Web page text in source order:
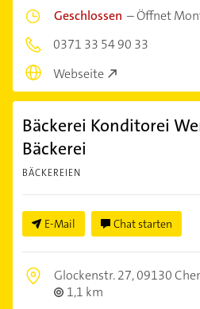
Geschlossen –Öffnet
0371 33 54 90 33
Webseite
Bäckerei Konditorei
Bäckerei
BÄCKEREIEN
E-Mail Chat starten
Glockenstr. 27,09130
1,1 km